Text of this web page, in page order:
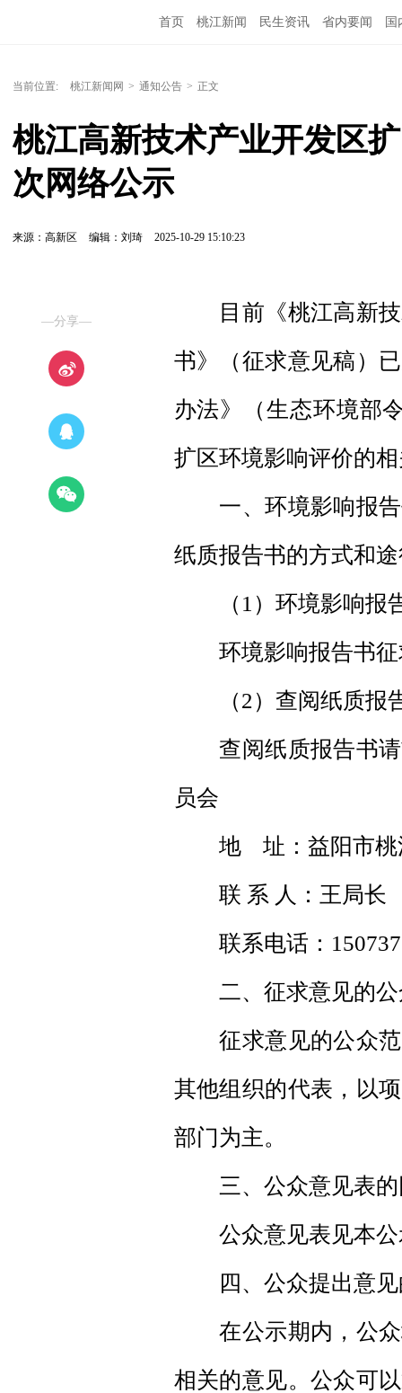
首页 桃江新闻 民生资讯 省内要闻 国
当前位置: 桃江新闻网 > 通知公告 > 正文
桃江高新技术产业开发区
次网络公示
来源：高新区 编辑：刘琦 2025-10-29 15:10:23
—分享—
目前《桃江高新技
书》（征求意见稿）
办法》（生态环境部
扩区环境影响评价的
一、环境影响报告
纸质报告书的方式和
（1）环境影响报告
环境影响报告书征
（2）查阅纸质报
查阅纸质报告书请
员会
地 址：益阳市桃
联 系 人：王局长
联系电话：
二、征求意见的公
征求意见的公众范
其他组织的代表，以
部门为主。
三、公众意见表的
公众意见表见本公
四、公众提出意见
在公示期内，公众
相关的意见。公众可